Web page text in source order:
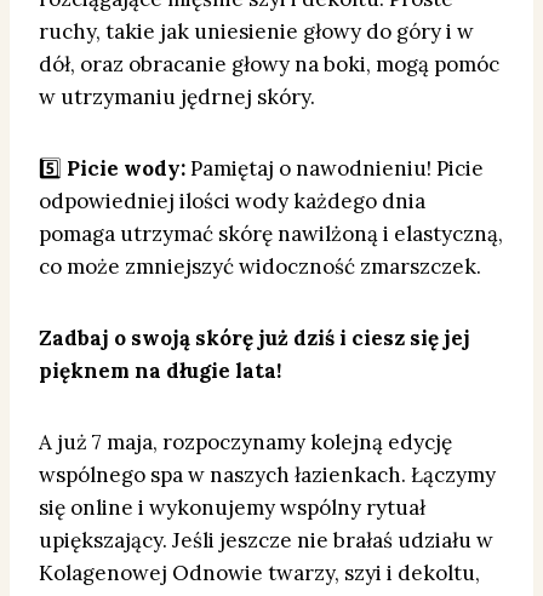
ruchy, takie jak uniesienie głowy do góry i w
dół, oraz obracanie głowy na boki, mogą pomóc
w utrzymaniu jędrnej skóry.
5️⃣ Picie wody:Pamiętaj o nawodnieniu! Picie
odpowiedniej ilości wody każdego dnia
pomaga utrzymać skórę nawilżoną i elastyczną,
co może zmniejszyć widoczność zmarszczek.
Zadbaj o swoją skórę już dziś i ciesz się jej
pięknem na długie lata!
A już 7 maja, rozpoczynamy kolejną edycję
wspólnego spa w naszych łazienkach. Łączymy
się online i wykonujemy wspólny rytuał
upiększający. Jeśli jeszcze nie brałaś udziału w
Kolagenowej Odnowie twarzy, szyi i dekoltu,